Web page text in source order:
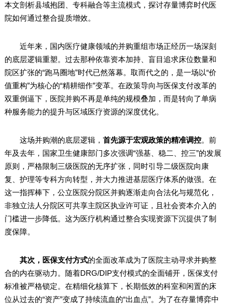
本文剖析县域抱团、专科融合等主流模式，探讨存量博弈时代医
院如何通过整合提质增效。
近年来，国内医疗健康领域的并购重组市场正经历一场深刻
的底层逻辑重塑。过去那种依靠资本加持、盲目追求床位数量和
院区扩张的“跑马圈地”时代已然落幕。取而代之的，是一场以“价
值重构”为核心的“精耕细作”变革。在政策导向与医保支付改革的
双重倒逼下，医院并购不再是单纯的规模叠加，而是转向了单病
种服务能力的提升与区域医疗资源的深度优化。
这场并购潮的底层逻辑， 首先源于宏观政策的精准调控。前
年及去年，国家卫生健康部门多次强调“强基、稳二、控三”的发展
原则，严格限制三级医院的无序扩张，同时引导二级医院向康
复、护理等专科方向转型，并大力推进基层医疗体系的做强。在
这一指挥棒下，公立医院分院区并购逐渐走向合法化与规范化，
非独立法人分院区可共享主院区执业许可证，且社会资本介入的
门槛进一步降低。这为医疗机构通过整合实现资源下沉提供了制
度保障。
其次，医保支付方式的全面改革成为了医院主动寻求并购整
合的内在驱动力。随着DRG/DIP支付模式的全面铺开，医保支付
标准被严格锁定。在精细化核算下，长期低效的科室和闲置的床
位从过去的“资产”变成了持续流血的“出血点”。为了在存量博弈中